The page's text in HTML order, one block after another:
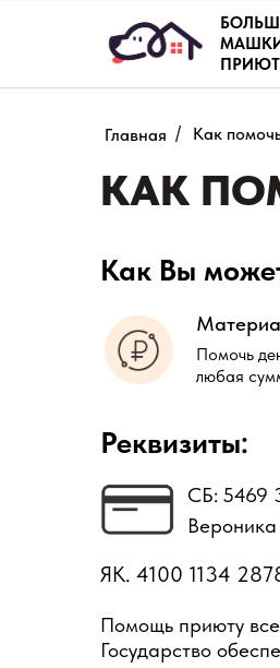
ПРИЮТ
КАК
Главная Как
/
Помощь приюту
Государство
Помочь
любая
Как Вы
Реквизиты:
СБ: 5469
ЯК. 4100 1134